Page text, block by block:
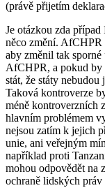
(právě přijetím
Je otázkou zda
něco změní. AfCHPR
aby změnil tak
AfCHPR, a pokud by
stát, že státy
Taková kontroverze
méně kontroverzních
hlavním problémem
nejsou zatím k jejich
unie, ani veřejným
například proti
mohou odpovědět na
ochraně lidských